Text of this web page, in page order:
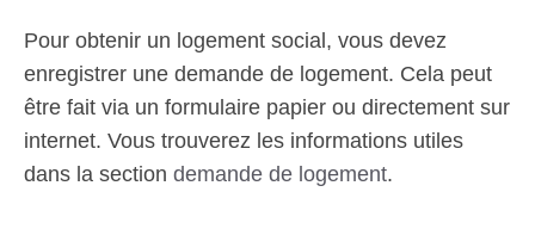
Pour obtenir un logement social, vous devez
enregistrer une demande de logement. Cela peut
être fait via un formulaire papier ou directement sur
internet. Vous trouverez les informations utiles
dans la section demande de logement.